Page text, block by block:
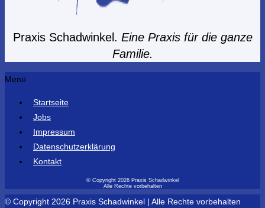
Praxis Schadwinkel. Eine Praxis für die ganze
Familie.
Menü
Startseite
Jobs
Impressum
Datenschutzerklärung
Kontakt
© Copyright 2026 Praxis Schadwinkel
Alle Rechte vorbehalten
© Copyright 2026 Praxis Schadwinkel | Alle Rechte vorbehalten